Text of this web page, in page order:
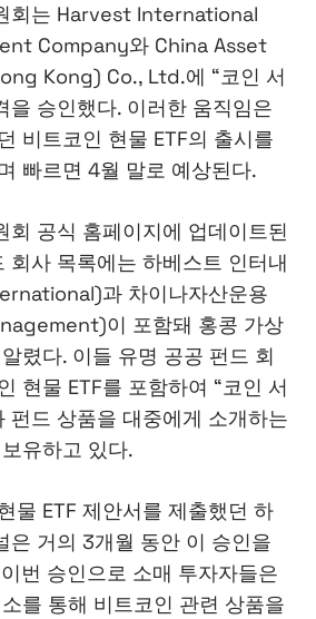
회는 Harvest International
Company와 China Asset
Kong) Co., Ltd.에 “코인 서
을 승인했다. 이러한 움직임은
비트코인 현물 ETF의 출시를
빠르면 4월 말로 예상된다.
회 공식 홈페이지에 업데이트된
회사 목록에는 하베스트 인터내
과 차이나자산운용
이 포함돼 홍콩 가상
렸다. 이들 유명 공공 펀드 회
현물 ETF를 포함하여 “코인 서
펀드 상품을 대중에게 소개하는
유하고 있다.
물 ETF 제안서를 제출했던 하
은 거의 3개월 동안 이 승인을
번 승인으로 소매 투자자들은
를 통해 비트코인 관련 상품을